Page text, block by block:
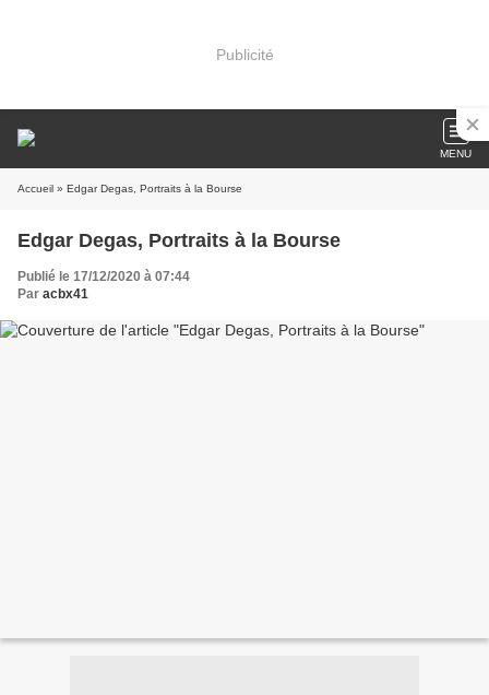
Publicité
MENU
Accueil » Edgar Degas, Portraits à la Bourse
Edgar Degas, Portraits à la Bourse
Publié le 17/12/2020 à 07:44
Par acbx41